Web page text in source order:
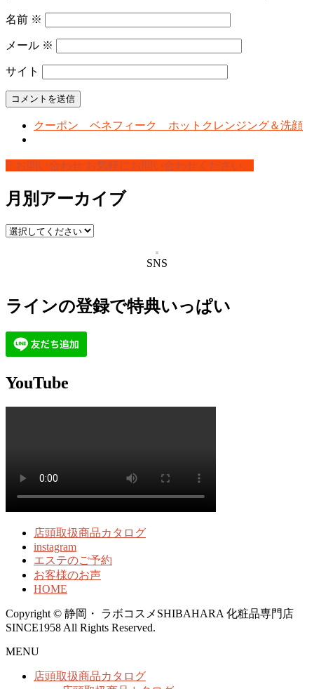
名前 ※
メール ※
サイト
クーポン ベネフィーク ホットクレンジング＆洗顔
お問い合わせ お気軽にお問い合わせください。
月別アーカイブ
SNS
ラインの登録で特典いっぱい
YouTube
店頭取扱商品カタログ
instagram
エステのご予約
お客様のお声
HOME
Copyright © 静岡・ ラボコスメSHIBAHARA 化粧品専門店
SINCE1958 All Rights Reserved.
MENU
店頭取扱商品カタログ